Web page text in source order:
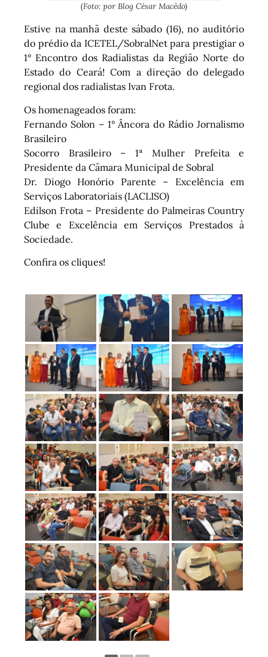
(Foto: por Blog César Macêdo)
Estive na manhã deste sábado (16), no auditório
do prédio da ICETEL/SobralNet para prestigiar o
1° Encontro dos Radialistas da Região Norte do
Estado do Ceará! Com a direção do delegado
regional dos radialistas Ivan Frota.
Os homenageados foram:
Fernando Solon – 1° Âncora do Rádio Jornalismo
Brasileiro
Socorro Brasileiro – 1ª Mulher Prefeita e
Presidente da Câmara Municipal de Sobral
Dr. Diogo Honório Parente – Excelência em
Serviços Laboratoriais (LACLISO)
Edilson Frota – Presidente do Palmeiras Country
Clube e Excelência em Serviços Prestados à
Sociedade.
Confira os cliques!